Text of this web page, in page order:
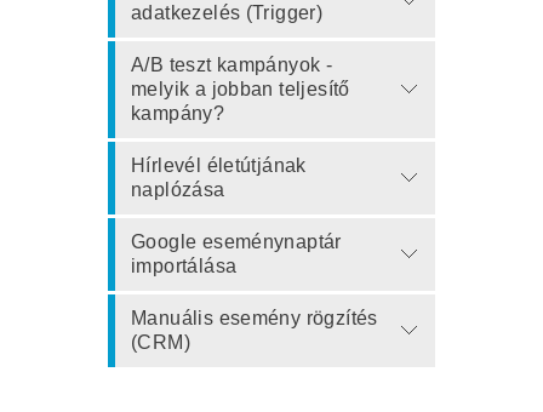
adatkezelés (Trigger)
A/B teszt kampányok -
melyik a jobban teljesítő
kampány?
Hírlevél életútjának
naplózása
Google eseménynaptár
importálása
Manuális esemény rögzítés
(CRM)